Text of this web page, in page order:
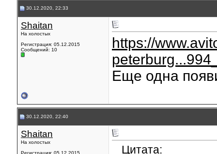
30.12.2020, 22:33
Shaitan
На холостых
Регистрация: 05.12.2015
Сообщений: 10
https://
Еще одна
30.12.2020, 22:40
Shaitan
На холостых
Регистрация: 05.12.2015
Цитата: